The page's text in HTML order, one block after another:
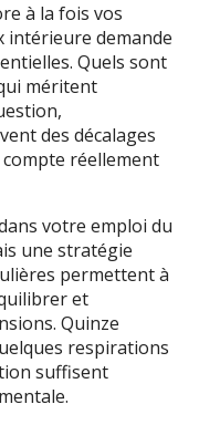
à la fois vos
intérieure demande
Quels sont
méritent
des décalages
réellement
votre emploi du
une stratégie
permettent à
et
Quinze
respirations
suffisent